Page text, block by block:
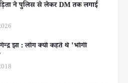
ने पुलिस से लेकर DM तक लगाई
झा : लोग क्यों कहते थे 'भोगी